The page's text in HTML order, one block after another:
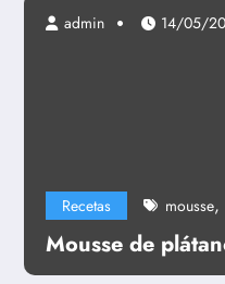
Recetas mousse,
Mousse de
admin 14/05/
Leer más